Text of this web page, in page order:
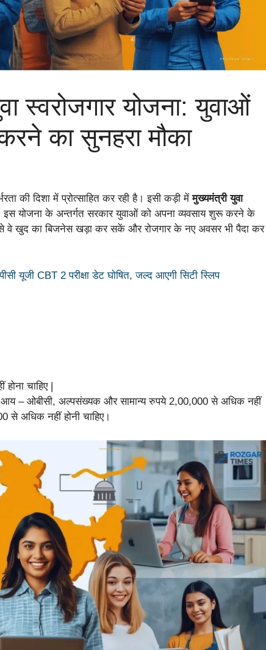
स्वरोजगार योजना: युवाओं
का सुनहरा मौका
की दिशा में प्रोत्साहित कर रही है। इसी कड़ी मेंमुख्यमंत्री युवा
योजना के अन्तर्गत सरकार युवाओं को अपना व्यवसाय शुरू करने के
वे खुद का बिजनेस खड़ा कर सकें और रोजगार के नए अवसर भी पैदा कर
यूजी CBT 2 परीक्षा डेट घोषित, जल्द आएगी सिटी स्लिप
चाहिए |
आय – ओबीसी, अल्पसंख्यक और सामान्य रुपये 2,00,000 से अधिक नहीं
से अधिक नहीं होनी चाहिए।